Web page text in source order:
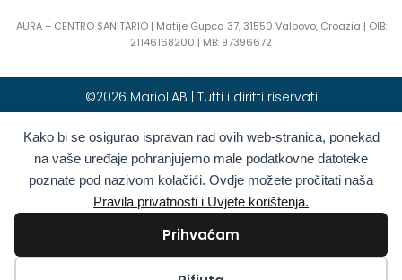
Kako bi se osigurao ispravan rad ovih web-stranica, ponekad
na vaše uređaje pohranjujemo male podatkovne datoteke
poznate pod nazivom kolačići. Ovdje možete pročitati naša
Pravila privatnosti i Uvjete korištenja.
Prihvaćam
AURA – CENTRO SANITARIO | Matije Gupca 37, 31550 Valpovo, Croazia | OIB:
21146168200 | MB: 97396672
©2026 MarioLAB | Tutti i diritti riservati
Hrvatski(Croato) English(Inglese)
Deutsch(Tedesco) Polski(Polacco)
Română(Rumeno )
Italiano
Български(Bulgaro) Français(Francese)
Greco) Slovenčina